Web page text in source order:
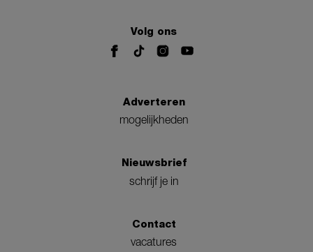
Volg ons
Adverteren
mogelijkheden
Nieuwsbrief
schrijf je in
Contact
vacatures